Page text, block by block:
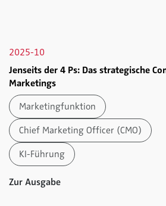
2025-10
Jenseits der 4 Ps: Das strategische
Marketings
Marketingfunktion
Chief Marketing Officer (CMO)
KI-Führung
Zur Ausgabe